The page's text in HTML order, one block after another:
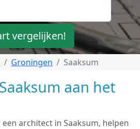
vergelijken!
Groningen Saaksum
aan het
architect in Saaksum, helpen